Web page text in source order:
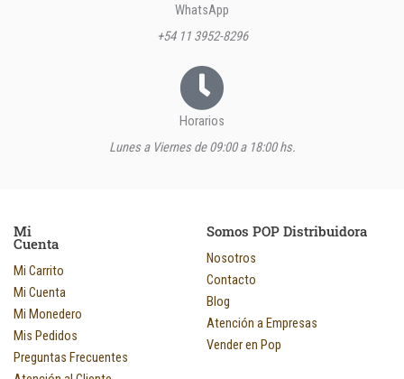
WhatsApp
+54 11 3952-8296
Horarios
Lunes a Viernes de 09:00 a 18:00 hs.
Mi
Cuenta
Mi Carrito
Mi Cuenta
Mi Monedero
Mis Pedidos
Preguntas Frecuentes
Somos POP Distribuidora
Nosotros
Contacto
Blog
Atención a Empresas
Vender en Pop